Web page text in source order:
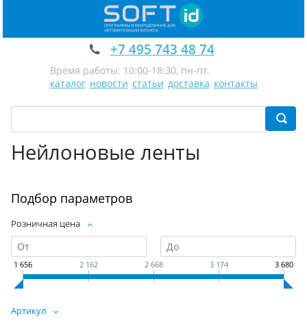
+7 495 743 48 74
Время работы: 10:00-18:30, пн-пт.
каталог новости статьи доставка контакты
Нейлоновые ленты
Подбор параметров
Розничная цена
1 656 2 162 2 668 3 174 3 680
Артикул